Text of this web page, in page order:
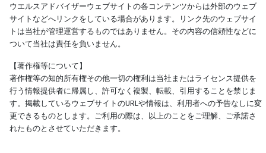
ウエルスアドバイザーウェブサイトの各コンテンツからは外部のウェブ
サイトなどへリンクをしている場合があります。リンク先のウェブサイ
トは当社が管理運営するものではありません。その内容の信頼性などに
ついて当社は責任を負いません。
【著作権等について】
著作権等の知的所有権その他一切の権利は当社またはライセンス提供を
行う情報提供者に帰属し、許可なく複製、転載、引用することを禁じま
す。掲載しているウェブサイトのURLや情報は、利用者への予告なしに変
更できるものとします。ご利用の際は、以上のことをご理解、ご承諾さ
れたものとさせていただきます。